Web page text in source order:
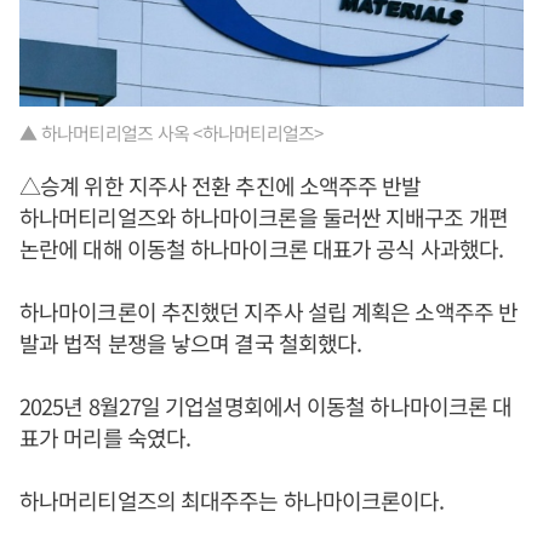
▲ 하나머티리얼즈 사옥 <하나머티리얼즈>
△승계 위한 지주사 전환 추진에 소액주주 반발
하나머티리얼즈와 하나마이크론을 둘러싼 지배구조 개편
논란에 대해 이동철 하나마이크론 대표가 공식 사과했다.
하나마이크론이 추진했던 지주사 설립 계획은 소액주주 반
발과 법적 분쟁을 낳으며 결국 철회했다.
2025년 8월27일 기업설명회에서 이동철 하나마이크론 대
표가 머리를 숙였다.
하나머리티얼즈의 최대주주는 하나마이크론이다.